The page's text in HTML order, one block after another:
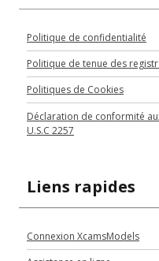
Politique de confidentialité
Politique de tenue des
Politiques de Cookies
Déclaration de conformité
U.S.C 2257
Liens rapides
Connexion XcamsModels